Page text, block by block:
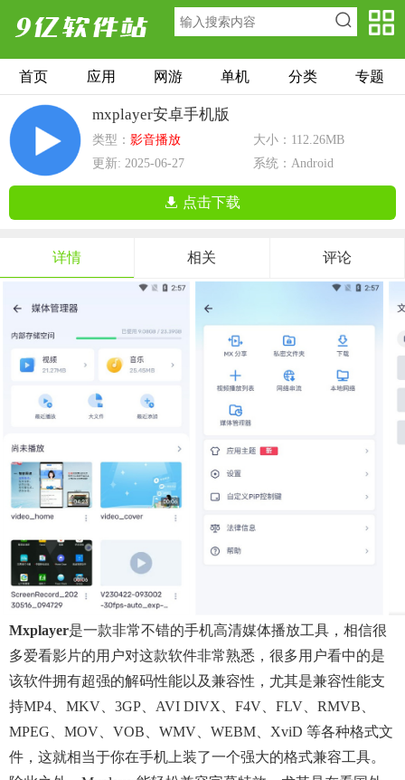
首页 应用 网游 单机 分类 专题
mxplayer安卓手机版
类型： 影音播放
大小：112.26MB
更新: 2025-06-27
系统：Android
点击下载
详情 相关 评论
Mxplayer是一款非常不错的手机高清媒体播放工具，相信很
多爱看影片的用户对这款软件非常熟悉，很多用户看中的是
该软件拥有超强的解码性能以及兼容性，尤其是兼容性能支
持MP4、MKV、3GP、AVI DIVX、F4V、FLV、RMVB、
MPEG、MOV、VOB、WMV、WEBM、XviD 等各种格式文
件，这就相当于你在手机上装了一个强大的格式兼容工具。